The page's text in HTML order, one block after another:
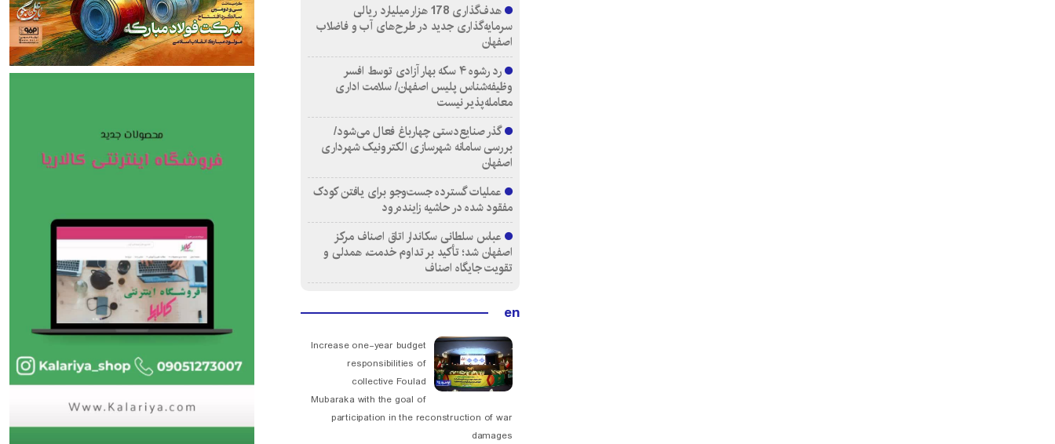
هدف‌گذاری 178 هزار میلیارد ریالی
سرمایه‌گذاری جدید در طرح‌های آب و فاضلاب
اصفهان
رد رشوه ۴ سکه بهار آزادی توسط افسر
وظیفه‌شناس پلیس اصفهان/ سلامت اداری
معامله‌پذیر نیست
گذر صنایع‌دستی چهارباغ فعال می‌شود/
بررسی سامانه شهرسازی الکترونیک شهرداری
اصفهان
عملیات گسترده جست‌وجو برای یافتن کودک
مفقود شده در حاشیه زاینده‌رود
عباس سلطانی سکاندار اتاق اصناف مرکز
اصفهان شد؛ تأکید بر تداوم خدمت، همدلی و
تقویت جایگاه اصناف
en
Increase one-year budget
responsibilities of
collective Foulad
Mubaraka with the goal of
participation in the reconstruction of war
damages